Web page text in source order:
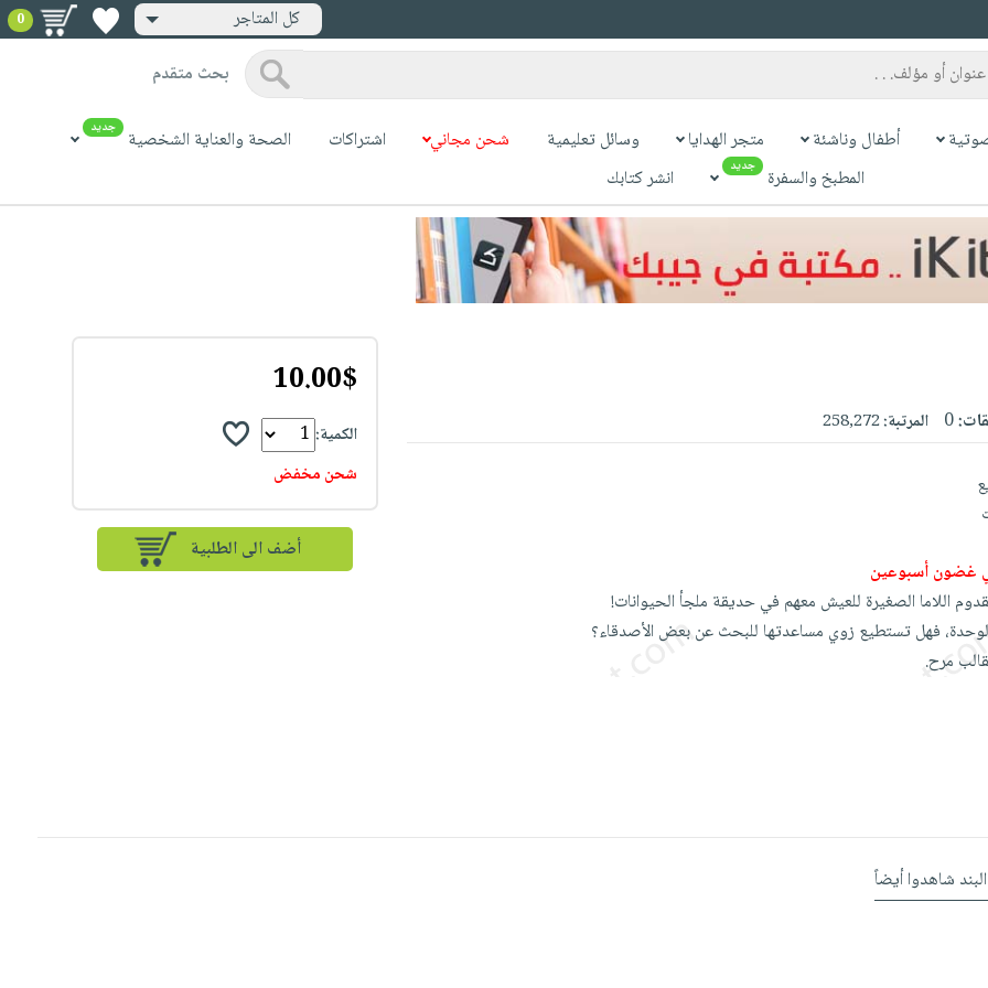
كل المتاجر 0
بحث متقدم
أطفال وناشئة متجر الهدايا وسائل تعليمية شحن مجاني اشتراكات الصحة والعناية الشخصية جديد
المطبخ والسفرة جديد انشر كتابك
0 المرتبة:258,272
غضون أسبوعين
اللاما الصغيرة للعيش معهم في حديقة ملجأ الحيوانات!
فهل تستطيع زوي مساعدتها للبحث عن بعض الأصدقاء؟
مرح.
10.00$
الكمية:
شحن مخفض
أضف الى الطلبية
شاهدوا أيضاً